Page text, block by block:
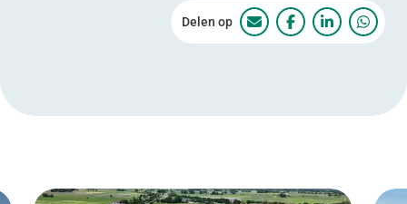
Delen op Zwolle, Hessenpoort
Zwolle,Zwolle,